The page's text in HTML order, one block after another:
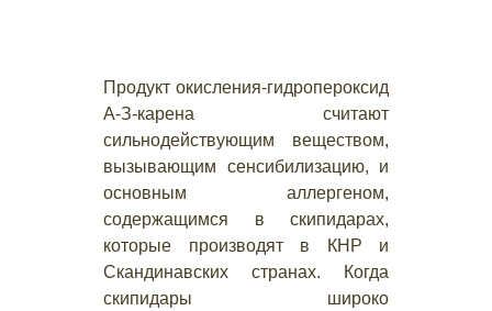
Продукт окисления-гидропероксид
А-З-карена считают
сильнодействующим веществом,
вызывающим сенсибилизацию, и
основным аллергеном,
содержащимся в скипидарах,
которые производят в КНР и
Скандинавских странах. Когда
скипидары широко